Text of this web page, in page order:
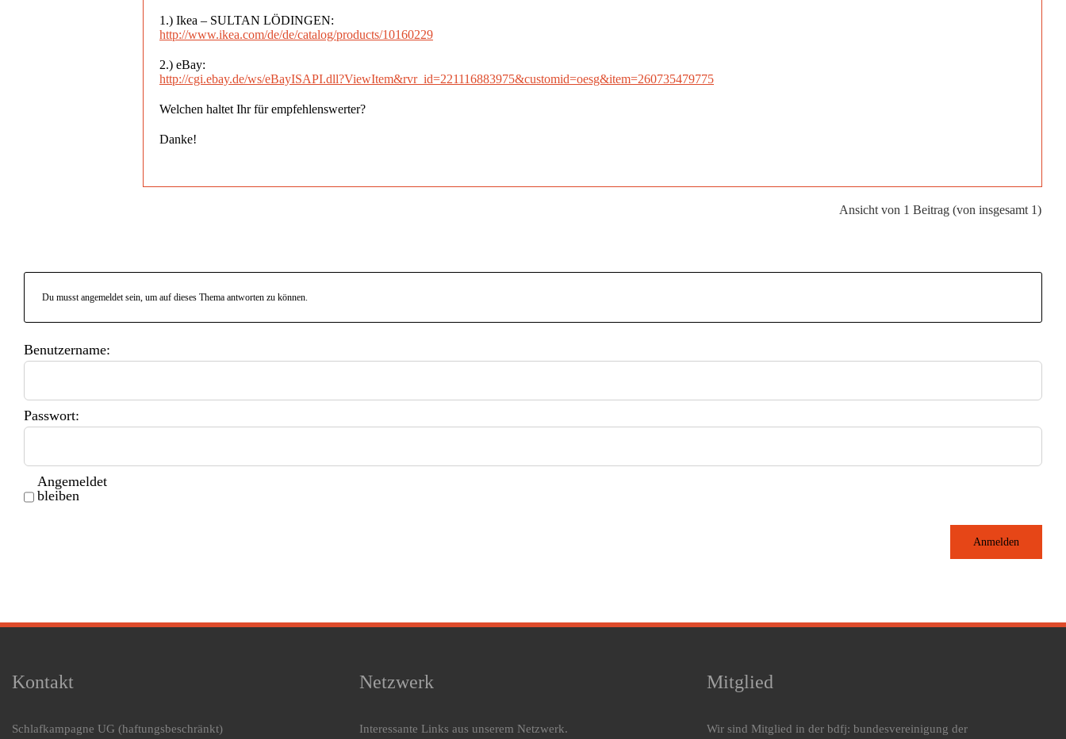
1.) Ikea – SULTAN LÖDINGEN:
http://www.ikea.com/de/de/catalog/products/10160229
2.) eBay:
http://cgi.ebay.de/ws/eBayISAPI.dll?ViewItem&rvr_id=221116883975&customid=oesg&item=260735479775
Welchen haltet Ihr für empfehlenswerter?
Danke!
Ansicht von 1 Beitrag (von insgesamt 1)
Du musst angemeldet sein, um auf dieses Thema antworten zu können.
Benutzername:
Passwort:
Angemeldet
bleiben
Anmelden
Kontakt
Schlafkampagne UG (haftungsbeschränkt)
Netzwerk
Interessante Links aus unserem Netzwerk.
Mitglied
Wir sind Mitglied in der bdfj: bundesvereinigung der